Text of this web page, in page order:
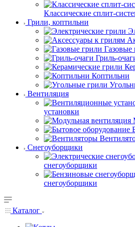
Классические сплит-
Грили, коптильни
Газовые
Гриль-
Коптильни
Вентиляция
установки
Снегоуборщики
снегоуборщики
снегоуборщики
Каталог